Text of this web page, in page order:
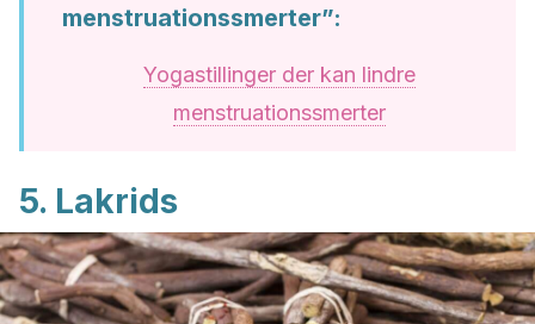
menstruationssmerter”:
Yogastillinger der kan lindre
menstruationssmerter
5. Lakrids